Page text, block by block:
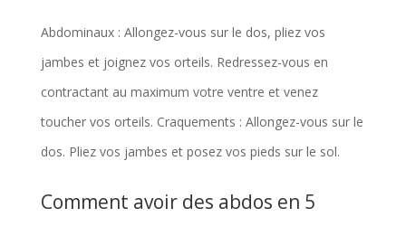
Abdominaux : Allongez-vous sur le dos, pliez vos
jambes et joignez vos orteils. Redressez-vous en
contractant au maximum votre ventre et venez
toucher vos orteils. Craquements : Allongez-vous sur le
dos. Pliez vos jambes et posez vos pieds sur le sol.
Comment avoir des abdos en 5